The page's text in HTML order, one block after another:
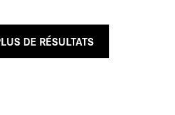
DE RÉSULTATS